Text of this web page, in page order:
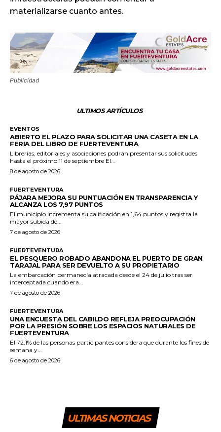
materializarse cuanto antes.
Publicidad
ULTIMOS ARTÍCULOS
EVENTOS
ABIERTO EL PLAZO PARA SOLICITAR UNA CASETA EN LA
FERIA DEL LIBRO DE FUERTEVENTURA
Librerías, editoriales y asociaciones podrán presentar sus solicitudes
hasta el próximo 11 de septiembre El...
8 de agosto de 2026
FUERTEVENTURA
PÁJARA MEJORA SU PUNTUACIÓN EN TRANSPARENCIA Y
ALCANZA LOS 7,97 PUNTOS
El municipio incrementa su calificación en 1,64 puntos y registra la
mayor subida de...
7 de agosto de 2026
FUERTEVENTURA
EL PESQUERO ROBADO ABANDONA EL PUERTO DE GRAN
TARAJAL PARA SER DEVUELTO A SU PROPIETARIO
La embarcación permanecía atracada desde el 24 de julio tras ser
interceptada cuando era...
7 de agosto de 2026
FUERTEVENTURA
UNA ENCUESTA DEL CABILDO REFLEJA PREOCUPACIÓN
POR LA PRESIÓN SOBRE LOS ESPACIOS NATURALES DE
FUERTEVENTURA
El 72,1% de las personas participantes considera que durante los fines de
semana y...
6 de agosto de 2026
ULTIMAS NOTICIAS